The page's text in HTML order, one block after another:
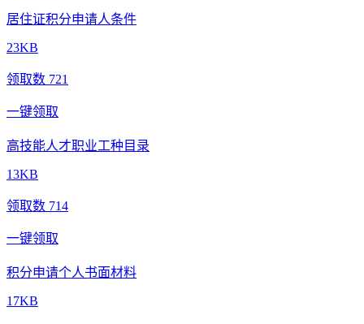
居住证积分申请人条件
23KB
领取数 721
一键领取
高技能人才职业工种目录
13KB
领取数 714
一键领取
积分申请个人书面材料
17KB